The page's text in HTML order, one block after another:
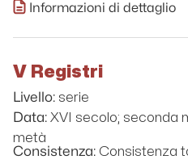
Informazioni di dettaglio
V Registri
Livello: serie
Data: XVI secolo; seconda
metà
Consistenza: Consistenza